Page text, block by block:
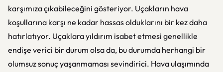
karşımıza çıkabileceğini gösteriyor. Uçakların hava
koşullarına karşı ne kadar hassas olduklarını bir kez daha
hatırlatıyor. Uçaklara yıldırım isabet etmesi genellikle
endişe verici bir durum olsa da, bu durumda herhangi bir
olumsuz sonuç yaşanmaması sevindirici. Hava ulaşımında